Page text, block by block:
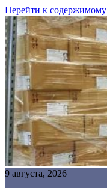
Перейти к содержимому
9 августа, 2026